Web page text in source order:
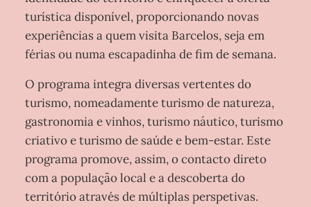
turística disponível, proporcionando novas
experiências a quem visita Barcelos, seja em
férias ou numa escapadinha de fim de semana.
O programa integra diversas vertentes do
turismo, nomeadamente turismo de natureza,
gastronomia e vinhos, turismo náutico, turismo
criativo e turismo de saúde e bem-estar. Este
programa promove, assim, o contacto direto
com a população local e a descoberta do
território através de múltiplas perspetivas.